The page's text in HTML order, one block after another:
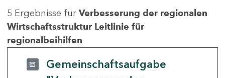
5 Ergebnisse für Verbesserung der regionalen
Wirtschaftsstruktur Leitlinie für
regionalbeihilfen
Gemeinschaftsaufgabe